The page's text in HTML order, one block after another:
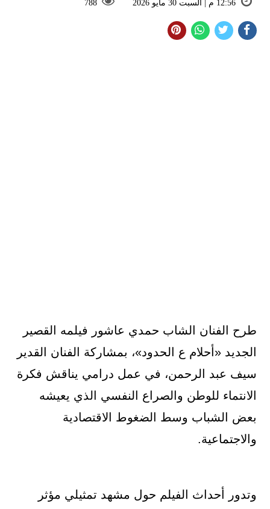
12:56 م | السبت 30 مايو 2026 788
طرح الفنان الشاب حمدي عاشور فيلمه القصير
الجديد «أحلام ع الحدود»، بمشاركة الفنان القدير
سيف عبد الرحمن، في عمل درامي يناقش فكرة
الانتماء للوطن والصراع النفسي الذي يعيشه
بعض الشباب وسط الضغوط الاقتصادية
والاجتماعية.
وتدور أحداث الفيلم حول مشهد تمثيلي مؤثر